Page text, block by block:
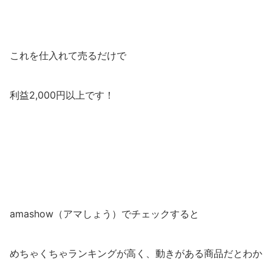
これを仕入れて売るだけで
利益2,000円以上です！
amashow（アマしょう）でチェックすると
めちゃくちゃランキングが高く、動きがある商品だとわか